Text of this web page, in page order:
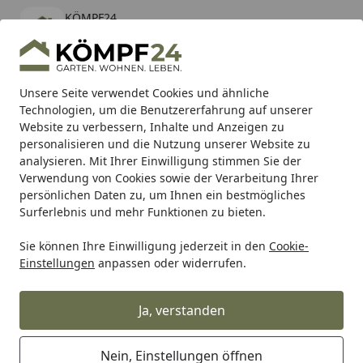
Unsere Seite verwendet Cookies und ähnliche
Technologien, um die Benutzererfahrung auf unserer
Website zu verbessern, Inhalte und Anzeigen zu
personalisieren und die Nutzung unserer Website zu
analysieren. Mit Ihrer Einwilligung stimmen Sie der
Verwendung von Cookies sowie der Verarbeitung Ihrer
persönlichen Daten zu, um Ihnen ein bestmögliches
Surferlebnis und mehr Funktionen zu bieten.
Sie können Ihre Einwilligung jederzeit in den Cookie-
Einstellungen anpassen oder widerrufen.
Ja, verstanden
Nein, Einstellungen öffnen
KÖMPF24
kostenlos - Im App Store
Hotline
Alle Produkte
Mein Konto
Suchen
Karibu Pools inkl. gratis Sandfilteranlage & Pool-
Starterset (Gesamtwert bis 468,99€)
Startseite
Alles für den Garten Gartenhaus Zubehör für
Kunststoff Dachrinnenset 403A für
Pultdach/Flachdach Gartenhäuser